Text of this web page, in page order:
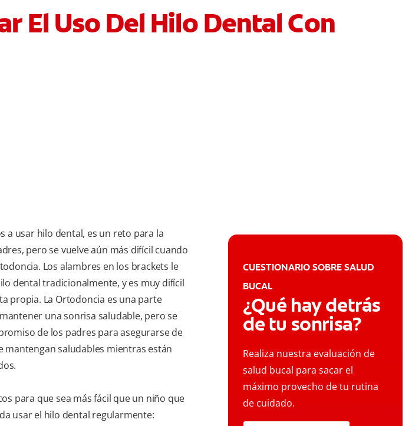
El Uso Del Hilo Dental Con
a usar hilo dental, es un reto para la
pero se vuelve aún más difícil cuando
Los alambres en los brackets le
dental tradicionalmente, y es muy difícil
propia. La Ortodoncia es una parte
una sonrisa saludable, pero se
de los padres para asegurarse de
mantengan saludables mientras están
para que sea más fácil que un niño que
usar el hilo dental regularmente:
CUESTIONARIO SOBRE SALUD
BUCAL
¿Qué hay detrás
de tu sonrisa?
Realiza nuestra evaluación de
salud bucal para sacar el
máximo provecho de tu rutina
de cuidado.